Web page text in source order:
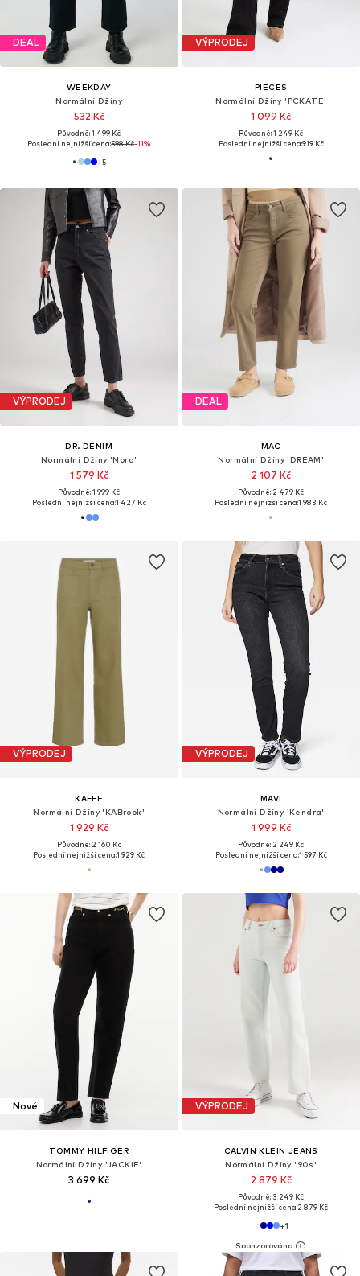
DEAL
WEEKDAY
Normální Džíny
532 Kč
Původně: 1 499 Kč
Poslední nejnižší cena:598 Kč-11%
+5
VÝPRODEJ
PIECES
Normální Džíny 'PCKATE'
1 099 Kč
Původně: 1 249 Kč
Poslední nejnižší cena:919 Kč
VÝPRODEJ
DR. DENIM
Normální Džíny 'Nora'
1 579 Kč
Původně: 1 999 Kč
Poslední nejnižší cena:1 427 Kč
DEAL
MAC
Normální Džíny 'DREAM'
2 107 Kč
Původně: 2 479 Kč
Poslední nejnižší cena:1 983 Kč
VÝPRODEJ
KAFFE
Normální Džíny 'KABrook'
1 929 Kč
Původně: 2 160 Kč
Poslední nejnižší cena:1 929 Kč
VÝPRODEJ
MAVI
Normální Džíny 'Kendra'
1 999 Kč
Původně: 2 249 Kč
Poslední nejnižší cena:1 597 Kč
Nové
TOMMY HILFIGER
Normální Džíny 'JACKIE'
3 699 Kč
VÝPRODEJ
CALVIN KLEIN JEANS
Normální Džíny '90s'
2 879 Kč
Původně: 3 249 Kč
Poslední nejnižší cena:2 879 Kč
+1